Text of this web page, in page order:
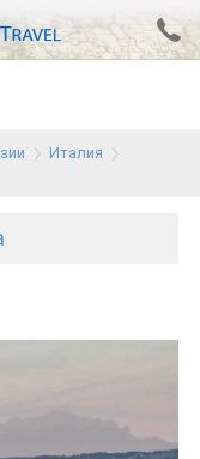
на резервация
Италия